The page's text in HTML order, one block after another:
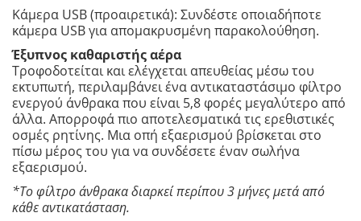
Κάμερα USB (προαιρετικά): Συνδέστε οποιαδήποτε
κάμερα USB για απομακρυσμένη παρακολούθηση.
Έξυπνος καθαριστής αέρα
Τροφοδοτείται και ελέγχεται απευθείας μέσω του
εκτυπωτή, περιλαμβάνει ένα αντικαταστάσιμο φίλτρο
ενεργού άνθρακα που είναι 5,8 φορές μεγαλύτερο από
άλλα. Απορροφά πιο αποτελεσματικά τις ερεθιστικές
οσμές ρητίνης. Μια οπή εξαερισμού βρίσκεται στο
πίσω μέρος του για να συνδέσετε έναν σωλήνα
εξαερισμού.
*Το φίλτρο άνθρακα διαρκεί περίπου 3 μήνες μετά από
κάθε αντικατάσταση.